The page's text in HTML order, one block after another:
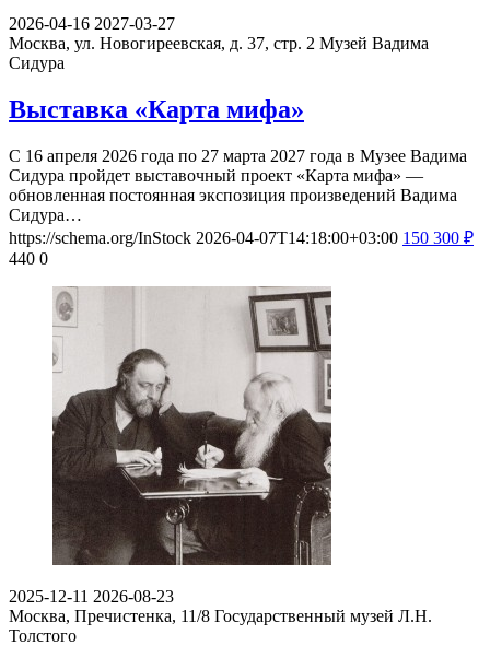
2026-04-16 2027-03-27
Москва, ул. Новогиреевская, д. 37, стр. 2 Музей Вадима
Сидура
Выставка «Карта мифа»
С 16 апреля 2026 года по 27 марта 2027 года в Музее Вадима
Сидура пройдет выставочный проект «Карта мифа» —
обновленная постоянная экспозиция произведений Вадима
Сидура…
https://schema.org/InStock 2026-04-07T14:18:00+03:00 150 300 ₽
440 0
2025-12-11 2026-08-23
Москва, Пречистенка, 11/8 Государственный музей Л.Н.
Толстого